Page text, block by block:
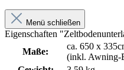
Menü schließen
Eigenschaften
Maße:
ca. 650 x
(inkl. Awning-